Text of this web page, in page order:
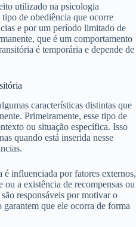
utilizado na psicologia
de obediência que ocorre
e por um período limitado de
que é um comportamento
é temporária e depende de
características distintas que
Primeiramente, esse tipo de
ou situação específica. Isso
quando está inserida nesse
influenciada por fatores externos,
ou a existência de recompensas ou
responsáveis por motivar o
que ele ocorra de forma